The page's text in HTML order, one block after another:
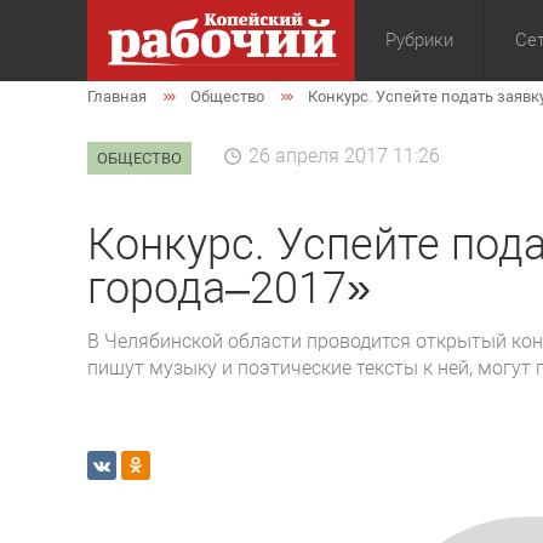
Рубрики
Общество
Главная Общество Конкурс. Успейте подать
ОБЩЕСТВО 26 апреля 2017 11:26
Конкурс. Успейте
города–2017»
В Челябинской области проводится открытый
пишут музыку и поэтические тексты к ней, могут